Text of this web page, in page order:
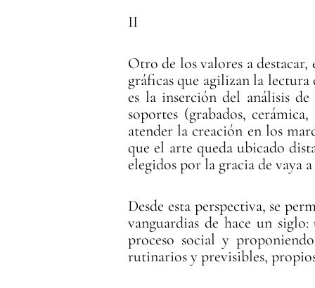
II
Otro de los valores a
gráficas que agilizan la
es la inserción del análisis
soportes (grabados,
atender la creación en los
que el arte queda ubicado
elegidos por la gracia de vaya
Desde esta perspectiva, se
vanguardias de hace un
proceso social y
rutinarios y previsibles,